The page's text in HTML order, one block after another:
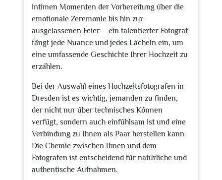
intimen Momenten der Vorbereitung über die
emotionale Zeremonie bis hin zur
ausgelassenen Feier – ein talentierter Fotograf
fängt jede Nuance und jedes Lächeln ein, um
eine umfassende Geschichte Ihrer Hochzeit zu
erzählen.
Bei der Auswahl eines Hochzeitsfotografen in
Dresden ist es wichtig, jemanden zu finden,
der nicht nur über technisches Können
verfügt, sondern auch einfühlsam ist und eine
Verbindung zu Ihnen als Paar herstellen kann.
Die Chemie zwischen Ihnen und dem
Fotografen ist entscheidend für natürliche und
authentische Aufnahmen.